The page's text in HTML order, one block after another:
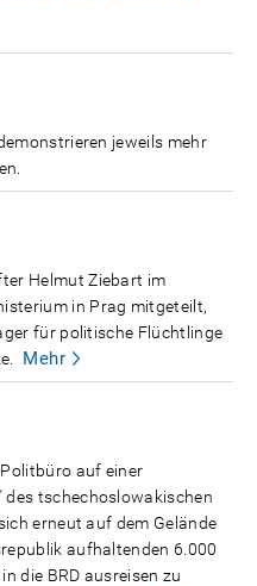
jeweils mehr
Helmut Ziebart im
in Prag mitgeteilt,
für politische Flüchtlinge
Mehr
auf einer
des tschechoslowakischen
erneut auf dem Gelände
aufhaltenden 6.000
die BRD ausreisen zu